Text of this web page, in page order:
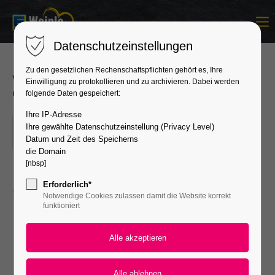
Login
Benutzername
Passwort
Register|Lost your password?
Lorem ipsum dolor sit amet:
Verkaufsoffener Sonntag
"Herrenberg blüht"
19.04.2026
ORT: HERRENBERG
Zurück zur Übersicht
Datenschutzeinstellungen
Zu den gesetzlichen Rechenschaftspflichten gehört es, Ihre
Einwilligung zu protokollieren und zu archivieren. Dabei werden
folgende Daten gespeichert:
Ihre IP-Adresse
Ihre gewählte Datenschutzeinstellung (Privacy Level)
Datum und Zeit des Speicherns
die Domain
[nbsp]
Erforderlich*
Notwendige Cookies zulassen damit die Website korrekt
funktioniert